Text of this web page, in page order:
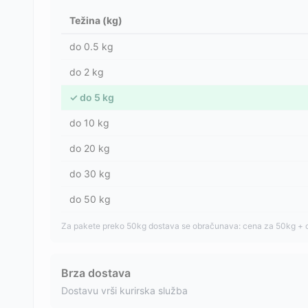
Težina (kg)
do 0.5 kg
do 2 kg
✓ do 5 kg
do 10 kg
do 20 kg
do 30 kg
do 50 kg
Za pakete preko 50kg dostava se obračunava: cena za 50kg +
Brza dostava
Dostavu vrši kurirska služba